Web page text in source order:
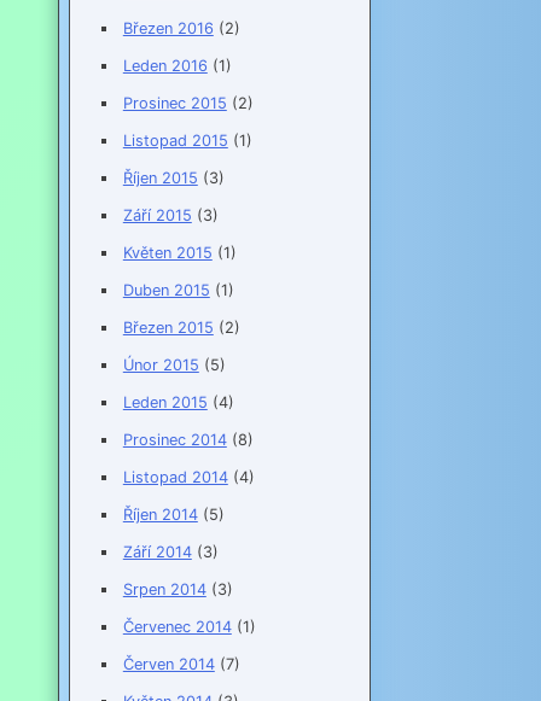
Březen 2016 (2)
Leden 2016 (1)
Prosinec 2015 (2)
Listopad 2015 (1)
Říjen 2015 (3)
Září 2015 (3)
Květen 2015 (1)
Duben 2015 (1)
Březen 2015 (2)
Únor 2015 (5)
Leden 2015 (4)
Prosinec 2014(8)
Listopad 2014(4)
Říjen 2014(5)
Září 2014(3)
Srpen 2014(3)
Červenec 2014(1)
Červen 2014(7)